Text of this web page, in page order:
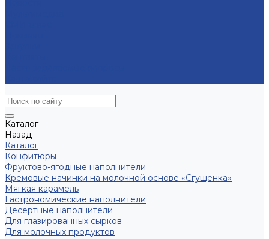
Каталог
Назад
Каталог
Конфитюры
Фруктово-ягодные наполнители
Кремовые начинки на молочной основе «Сгущенка»
Мягкая карамель
Гастрономические наполнители
Десертные наполнители
Для глазированных сырков
Для молочных продуктов